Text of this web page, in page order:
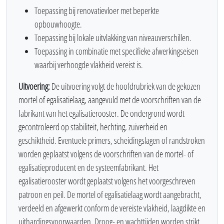
Toepassing bij renovatievloer met beperkte
opbouwhoogte.
Toepassing bij lokale uitvlakking van niveauverschillen.
Toepassing in combinatie met specifieke afwerkingseisen
waarbij verhoogde vlakheid vereist is.
Uitvoering:De uitvoering volgt de hoofdrubriek van de gekozen
mortel of egalisatielaag, aangevuld met de voorschriften van de
fabrikant van het egalisatierooster. De ondergrond wordt
gecontroleerd op stabiliteit, hechting, zuiverheid en
geschiktheid. Eventuele primers, scheidingslagen of randstroken
worden geplaatst volgens de voorschriften van de mortel- of
egalisatieproducent en de systeemfabrikant. Het
egalisatierooster wordt geplaatst volgens het voorgeschreven
patroon en peil. De mortel of egalisatielaag wordt aangebracht,
verdeeld en afgewerkt conform de vereiste vlakheid, laagdikte en
uithardingsvoorwaarden. Droog- en wachttijden worden strikt